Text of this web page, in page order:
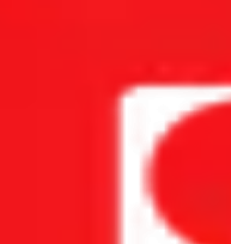
здесь.
года